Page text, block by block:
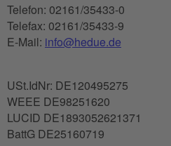
Telefon: 02161/35433-0
Telefax: 02161/35433-9
E-Mail: info@hedue.de
USt.IdNr: DE120495275
WEEE DE98251620
LUCID DE1893052621371
BattG DE25160719